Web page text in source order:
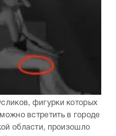
фигурки которых
встретить в городе
области, произошло